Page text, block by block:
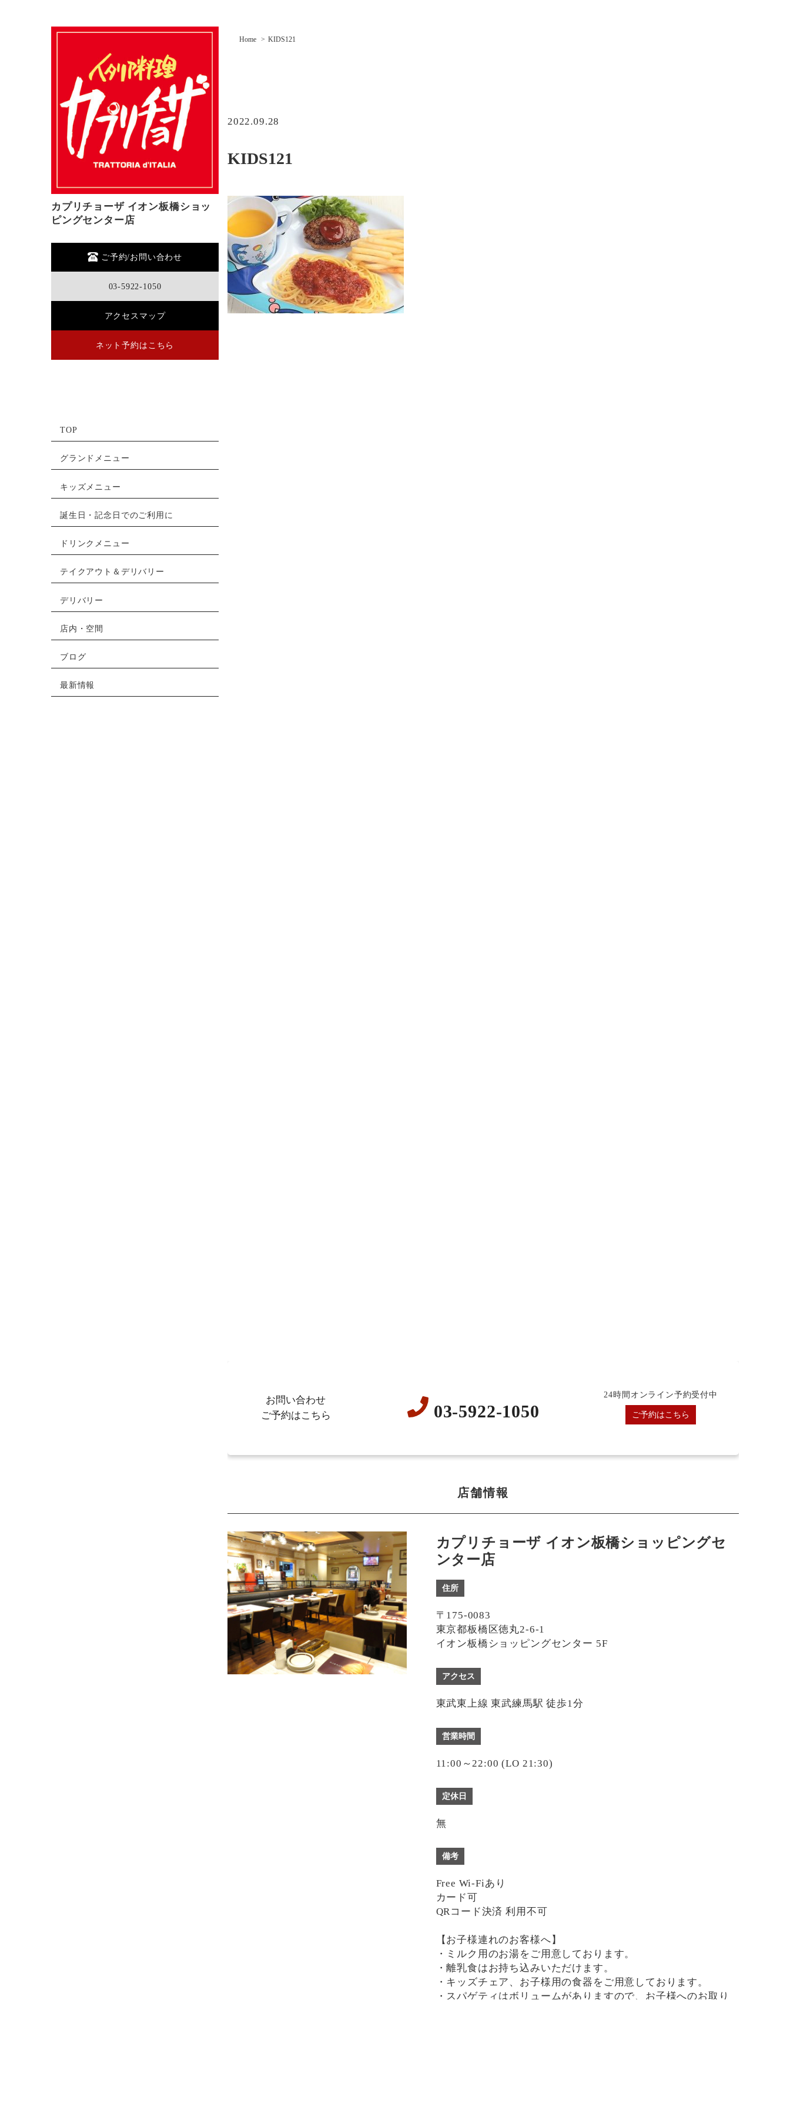
カプリチョーザ イオン板橋ショッ
ピングセンター店
ご予約/お問い合わせ
03-5922-1050
アクセスマップ
ネット予約はこちら
TOP
グランドメニュー
キッズメニュー
誕生日・記念日でのご利用に
ドリンクメニュー
テイクアウト＆デリバリー
デリバリー
店内・空間
ブログ
最新情報
Home KIDS121
2022.09.28
KIDS121
お問い合わせ
ご予約はこちら
03-5922-1050
24時間オンライン予約受付中
ご予約はこちら
店舗情報
カプリチョーザ イオン板橋ショッピングセ
ンター店
住所
〒175-0083
東京都板橋区徳丸2-6-1
イオン板橋ショッピングセンター 5F
アクセス
東武東上線 東武練馬駅 徒歩1分
営業時間
11:00～22:00 (LO 21:30)
定休日
無
備考
Free Wi-Fiあり
カード可
QRコード決済 利用不可
【お子様連れのお客様へ】
・ミルク用のお湯をご用意しております。
・離乳食はお持ち込みいただけます。
・キッズチェア、お子様用の食器をご用意しております。
・スパゲティはボリュームがありますので、お子様へのお取り